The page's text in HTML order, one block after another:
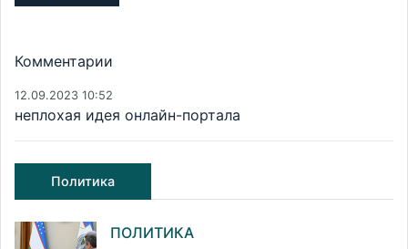
Комментарии
12.09.2023 10:52
неплохая идея онлайн-портала
Политика
ПОЛИТИКА